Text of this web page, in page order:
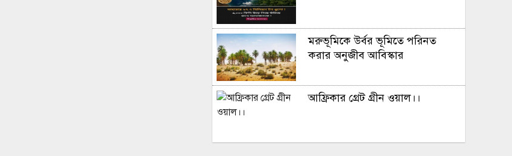
মরুভূমিকে উর্বর ভূমিতে পরিনত
করার অনুজীব আবিস্কার
আফ্রিকার গ্রেট গ্রীন ওয়াল।।